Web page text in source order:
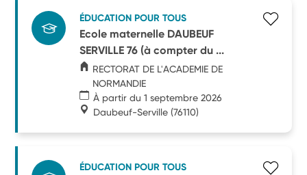
ÉDUCATION POUR TOUS
Ecole maternelle DAUBEUF
SERVILLE 76 (à compter du ...
RECTORAT DE L'ACADEMIE DE
NORMANDIE
À partir du 1 septembre 2026
Daubeuf-Serville (76110)
ÉDUCATION POUR TOUS